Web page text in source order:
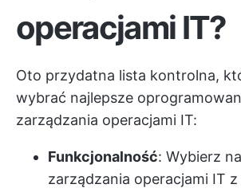
operacjami IT?
Oto przydatna lista kontrolna,
wybrać najlepsze
zarządzania operacjami IT:
Funkcjonalność: Wybierz
zarządzania operacjami IT